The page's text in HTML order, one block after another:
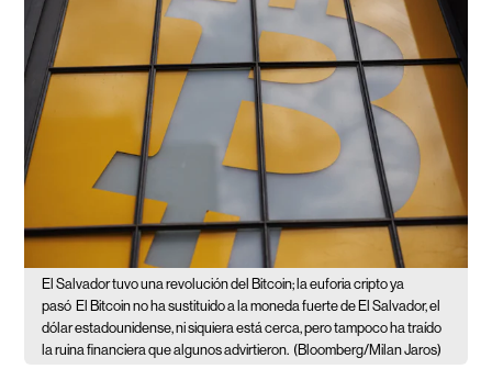
El Salvador tuvo una revolución del Bitcoin; la euforia cripto ya
pasó El Bitcoin no ha sustituido a la moneda fuerte de El Salvador, el
dólar estadounidense, ni siquiera está cerca, pero tampoco ha traído
la ruina financiera que algunos advirtieron. (Bloomberg/Milan Jaros)